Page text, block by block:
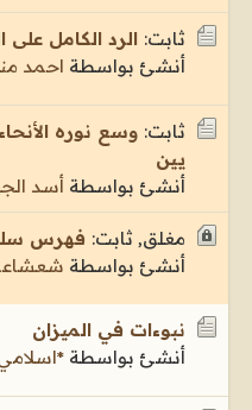
ثابت: الرد الكامل
أنشئ بواسطة احمد
ثابت: وسع نوره
يين
أنشئ بواسطة أسد
مغلق, ثابت: فهرس
أنشئ بواسطة
نبوءات في الميزان
أنشئ بواسطة